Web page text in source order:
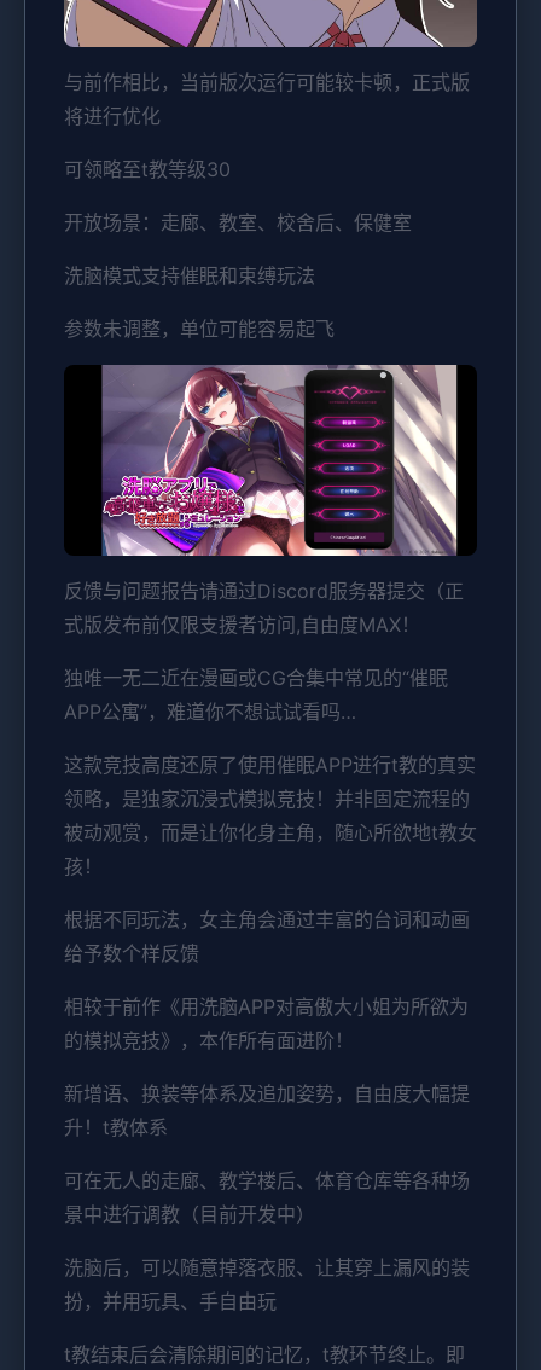
与前作相比，当前版次运行可能较卡顿，正式版
将进行优化
可领略至t教等级30
开放场景：走廊、教室、校舍后、保健室
洗脑模式支持催眠和束缚玩法
参数未调整，单位可能容易起飞
反馈与问题报告请通过Discord服务器提交（正
式版发布前仅限支援者访问,自由度MAX！
独唯一无二近在漫画或CG合集中常见的“催眠
APP公寓”，难道你不想试试看吗…
这款竞技高度还原了使用催眠APP进行t教的真实
领略，是独家沉浸式模拟竞技！并非固定流程的
被动观赏，而是让你化身主角，随心所欲地t教女
孩！
根据不同玩法，女主角会通过丰富的台词和动画
给予数个样反馈
相较于前作《用洗脑APP对高傲大小姐为所欲为
的模拟竞技》，本作所有面进阶！
新增语、换装等体系及追加姿势，自由度大幅提
升！t教体系
可在无人的走廊、教学楼后、体育仓库等各种场
景中进行调教（目前开发中）
洗脑后，可以随意掉落衣服、让其穿上漏风的装
扮，并用玩具、手自由玩
t教结束后会清除期间的记忆，t教环节终止。即